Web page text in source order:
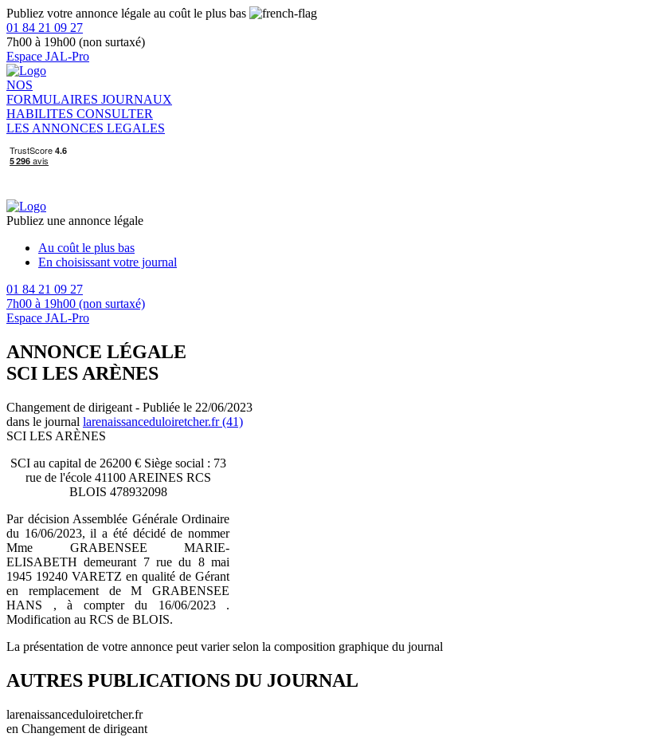
Publiez votre annonce légale au coût le plus bas
01 84 21 09 27
7h00 à 19h00 (non surtaxé)
Espace JAL-Pro
NOS
FORMULAIRES JOURNAUX
HABILITES CONSULTER
LES ANNONCES LEGALES
Publiez une annonce légale
Au coût le plus bas
En choisissant votre journal
01 84 21 09 27
7h00 à 19h00 (non surtaxé)
Espace JAL-Pro
ANNONCE LÉGALE
SCI LES ARÈNES
Changement de dirigeant - Publiée le 22/06/2023
dans le journal larenaissanceduloiretcher.fr (41)
SCI LES ARÈNES
SCI au capital de 26200 € Siège social : 73
rue de l'école 41100 AREINES RCS
BLOIS 478932098
Par décision Assemblée Générale Ordinaire
du 16/06/2023, il a été décidé de nommer
Mme GRABENSEE MARIE-
ELISABETH demeurant 7 rue du 8 mai
1945 19240 VARETZ en qualité de Gérant
en remplacement de M GRABENSEE
HANS , à compter du 16/06/2023 .
Modification au RCS de BLOIS.
La présentation de votre annonce peut varier selon la composition graphique du journal
AUTRES PUBLICATIONS DU JOURNAL
larenaissanceduloiretcher.fr
en Changement de dirigeant